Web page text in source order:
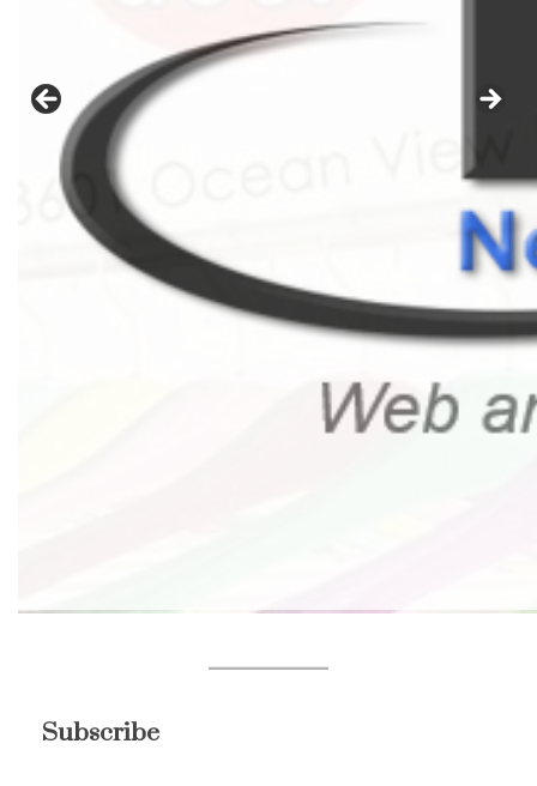
Subscribe